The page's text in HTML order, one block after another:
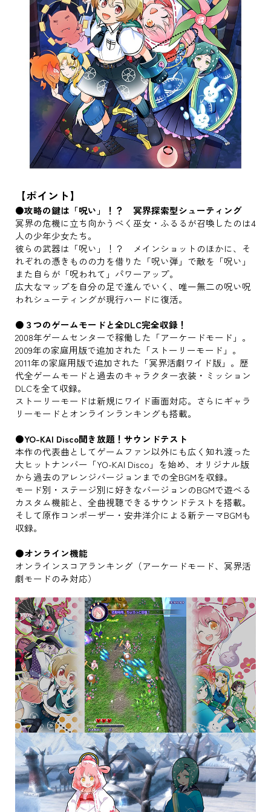
【ポイント】
●攻略の鍵は「呪い」！？ 冥界探索型シューティング
冥界の危機に立ち向かうべく巫女・ふるるが召喚したのは4
人の少年少女たち。
彼らの武器は「呪い」！？ メインショットのほかに、そ
れぞれの憑きものの力を借りた「呪い弾」で敵を「呪い」
また自らが「呪われて」パワーアップ。
広大なマップを自分の足で進んでいく、唯一無二の呪い呪
われシューティングが現行ハードに復活。
●３つのゲームモードと全DLC完全収録！
2008年ゲームセンターで稼働した「アーケードモード」。
2009年の家庭用版で追加された「ストーリーモード」。
2011年の家庭用版で追加された「冥界活劇ワイド版」。歴
代全ゲームモードと過去のキャラクター衣装・ミッション
DLCを全て収録。
ストーリーモードは新規にワイド画面対応。さらにギャラ
リーモードとオンラインランキングも搭載。
●YO-KAI Disco聞き放題！サウンドテスト
本作の代表曲としてゲームファン以外にも広く知れ渡った
大ヒットナンバー「YO-KAI Disco」を始め、オリジナル版
から過去のアレンジバージョンまでの全BGMを収録。
モード別・ステージ別に好きなバージョンのBGMで遊べる
カスタム機能と、全曲視聴できるサウンドテストを搭載。
そして原作コンポーザー・安井洋介による新テーマBGMも
収録。
●オンライン機能
オンラインスコアランキング（アーケードモード、冥界活
劇モードのみ対応）